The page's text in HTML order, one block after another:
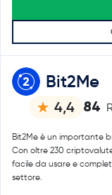
Bit2Me
4,4 84
Bit2Me è un importante
Con oltre 230
facile da usare e
settore.